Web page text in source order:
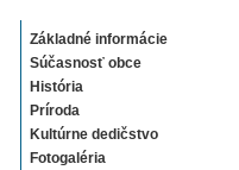
Základné informácie
Súčasnosť obce
História
Príroda
Kultúrne dedičstvo
Fotogaléria